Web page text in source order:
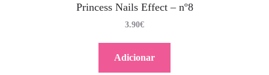
Princess Nails Effect – nº8
3.90€
Adicionar